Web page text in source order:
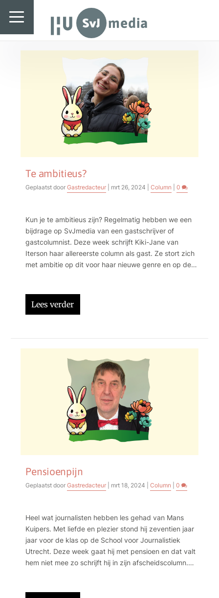
SvJ media
Auteur: Gastredacteur
Te ambitieus?
Geplaatst doorGastredacteur mrt 26, 2024 |Column |0
Kun je te ambitieus zijn? Regelmatig hebben we een
bijdrage op SvJmedia van een gastschrijver of
gastcolumnist. Deze week schrijft Kiki-Jane van
Iterson haar allereerste column als gast. Ze stort zich
met ambitie op dit voor haar nieuwe genre en op de
Lees verder
Pensioenpijn
Geplaatst doorGastredacteur mrt 18, 2024 |Column |0
Heel wat journalisten hebben les gehad van Mans
Kuipers. Met liefde en plezier stond hij zeventien jaar
jaar voor de klas op de School voor Journalistiek
Utrecht. Deze week gaat hij met pensioen en dat valt
hem niet mee zo schrijft hij in zijn afscheidscolumn.
SvJ media
Landelijk
Regionaal
Specials & International
In de praktijk
Freelancebureau
Introductiefestival
Agenda & Vacatures